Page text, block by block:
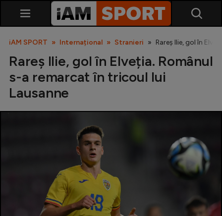
SuperLiga
Liga 2
Cupa României
Echipa Națională
U21
iAM SPORT Internațional Stranieri Rareș Ilie, gol în
Rareș Ilie, gol în Elveția. Românul
s-a remarcat în tricoul lui
Lausanne